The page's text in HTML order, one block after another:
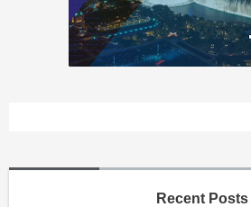
Recent Posts